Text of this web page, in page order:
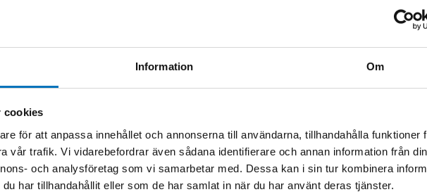
Information Om
cookies
för att anpassa innehållet och annonserna till användarna, tillhandahålla funktioner
vår trafik. Vi vidarebefordrar även sådana identifierare och annan information från
och analysföretag som vi samarbetar med. Dessa kan i sin tur kombinera
har tillhandahållit eller som de har samlat in när du har använt deras tjänster.
the outputs.
while maintaining high isolation between
applications, this rugged passive
connectors for frequency bands from 0.05
degree hybrid couplers are used in RF and
couplers offer outstanding phase
through 18 GHz with typical amplitude